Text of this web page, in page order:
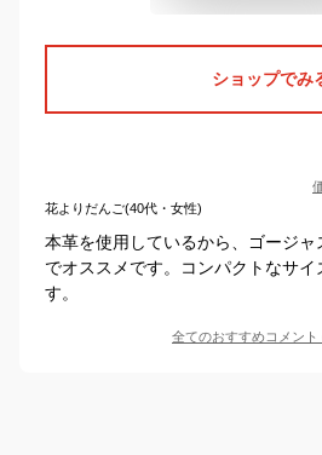
ショップでみ
花よりだんご(40代・女性)
本革を使用しているから、ゴージ
でオススメです。コンパクトなサ
す。
全てのおすすめコメント